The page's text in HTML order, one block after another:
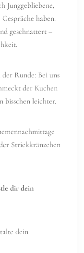
Junggebliebene,
haben.
geschnattert –
Runde: Bei uns
der Kuchen
bisschen leichter.
Strickkränzchen
dir dein
dein